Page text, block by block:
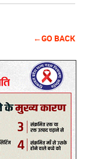
←GO BACK